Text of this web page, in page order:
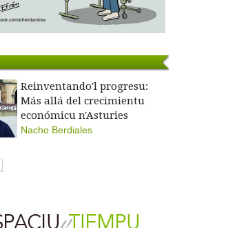
Reinventando'l progresu:
Más allá del crecimientu
económicu n'Asturies
Nacho Berdiales